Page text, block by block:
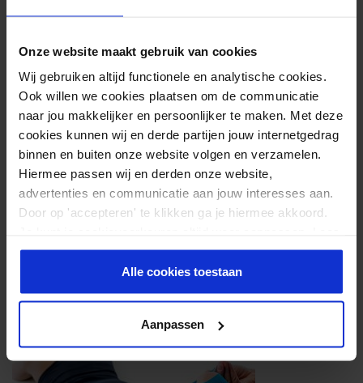
Onze website maakt gebruik van cookies
Wij gebruiken altijd functionele en analytische cookies.
Ook willen we cookies plaatsen om de communicatie
naar jou makkelijker en persoonlijker te maken. Met deze
cookies kunnen wij en derde partijen jouw internetgedrag
binnen en buiten onze website volgen en verzamelen.
Hiermee passen wij en derden onze website,
advertenties en communicatie aan jouw interesses aan.
Door op 'accepteren' te klikken ga je hiermee akkoord.
er meer over in onsprivacy beleid.
Alle cookies toestaan
Aanpassen